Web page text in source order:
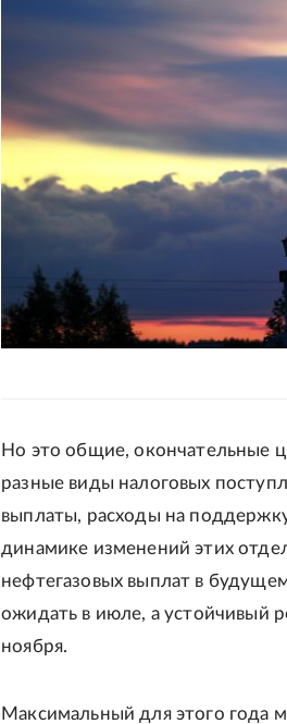
Но это общие, окончательные
разные виды налоговых
выплаты, расходы на
динамике изменений этих
нефтегазовых выплат в
ожидать в июле, а устойчивый
ноября.
Максимальный для этого года